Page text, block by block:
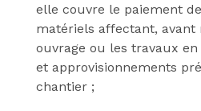
elle couvre le paiement
matériels affectant, avant
ouvrage ou les travaux
et approvisionnements
chantier ;